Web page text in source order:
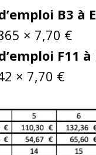
B3 à
× 7,70 €
F11 à
× 7,70 €